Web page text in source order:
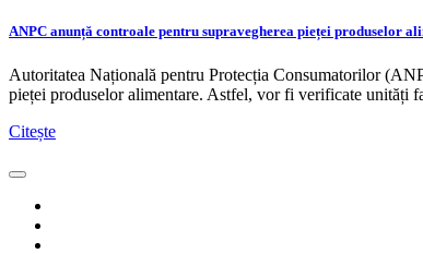
ANPC anunță controale pentru supravegherea pieței produselor
Autoritatea Națională pentru Protecția Consumatorilor
pieței produselor alimentare. Astfel, vor fi verificate unități
Citește